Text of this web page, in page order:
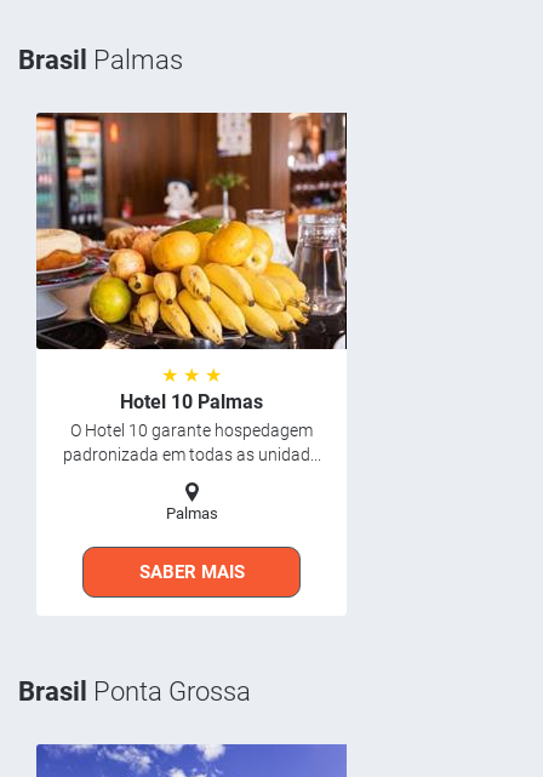
Brasil Palmas
★ ★ ★
Hotel 10 Palmas
O Hotel 10 garante hospedagem
padronizada em todas as unidad...
Palmas
SABER MAIS
Brasil Ponta Grossa